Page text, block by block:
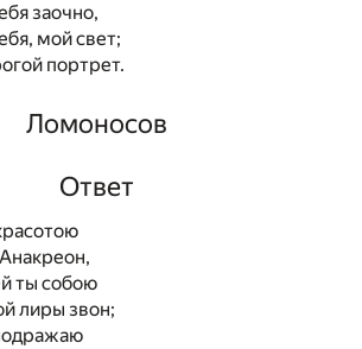
заочно,
мой свет;
портрет.
Ломоносов
Ответ
ты собою
лиры звон;